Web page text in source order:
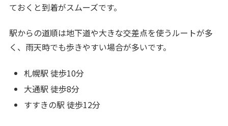
ておくと到着がスムーズです。
駅からの道順は地下道や大きな交差点を使うルートが多
く、雨天時でも歩きやすい場合が多いです。
札幌駅 徒歩10分
大通駅 徒歩8分
すすきの駅 徒歩12分